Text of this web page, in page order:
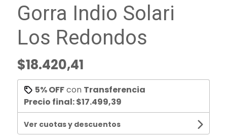
Gorra Indio Solari
Los Redondos
$18.420,41
5% OFFcon Transferencia
Precio final:$17.499,39
Ver cuotas y descuentos